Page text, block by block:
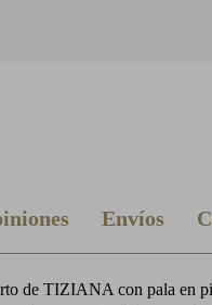
Envíos
de TIZIANA con pala en